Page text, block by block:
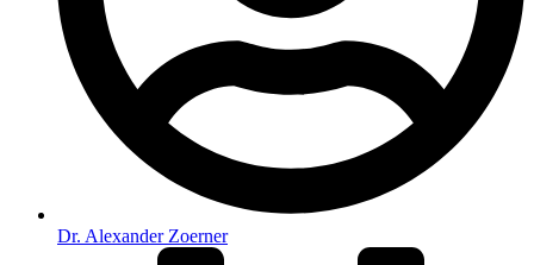
Dr. Alexander Zoerner